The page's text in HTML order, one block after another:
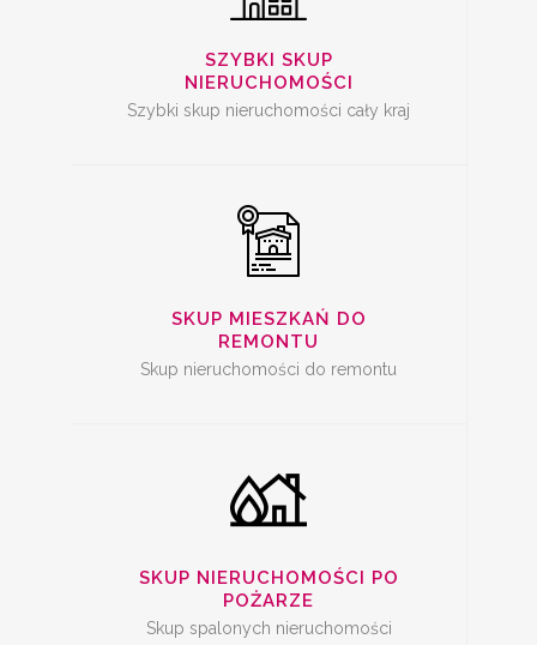
SZYBKI SKUP
NIERUCHOMOŚCI
Szybki skup nieruchomości cały kraj
SKUP MIESZKAŃ DO
REMONTU
Skup nieruchomości do remontu
SKUP LOKALI DO
REMONTU
SKUP NIERUCHOMOŚCI PO
POŻARZE
Skup spalonych nieruchomości
SKUP SPALONYCH
NIERUCHOMOŚCI
SKUP
PROBLEMAMI